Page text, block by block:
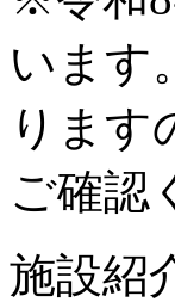
います
ります
ご確認
施設紹